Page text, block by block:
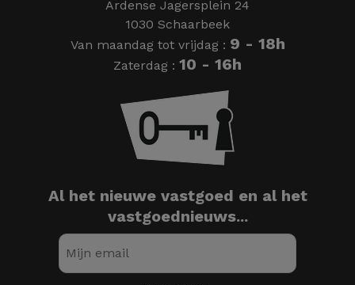
Ardense Jagersplein 24
1030 Schaarbeek
Van maandag tot vrijdag : 9 - 18h
Zaterdag : 10 - 16h
Al het nieuwe vastgoed en al het
vastgoednieuws...